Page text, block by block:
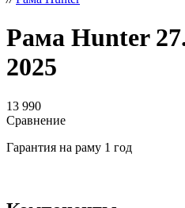
Рама Hunter
2025
13 990
Сравнение
Гарантия на раму 1 год